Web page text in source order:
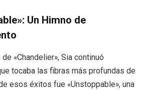
Un Himno de
«Chandelier», Sia continuó
tocaba las fibras más profundas de
esos éxitos fue «Unstoppable», una